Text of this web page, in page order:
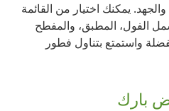
يمكنك اختيار من القائمة
الفول، المطبق، والمفطح
واستمتع بتناول فطور
بارك